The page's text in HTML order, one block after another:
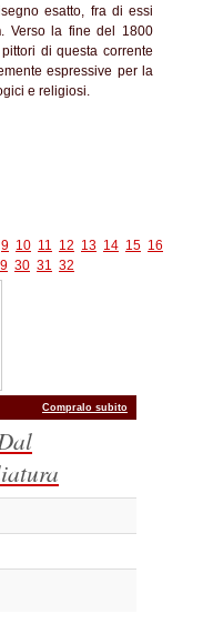
esatto, fra di essi
. Verso la fine del 1800
di questa corrente
espressive per la
e religiosi.
9 10 11 12 13 14 15 16
30 31 32
Compralo subito